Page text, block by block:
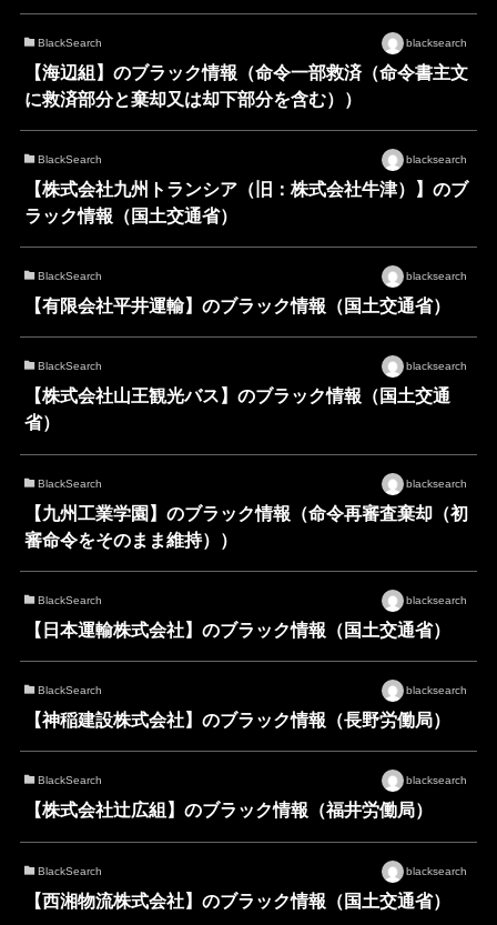
BlackSearch blacksearch
【海辺組】のブラック情報（命令一部救済（命令書主文
に救済部分と棄却又は却下部分を含む））
BlackSearch blacksearch
【株式会社九州トランシア（旧：株式会社牛津）】のブ
ラック情報（国土交通省）
BlackSearch blacksearch
【有限会社平井運輸】のブラック情報（国土交通省）
BlackSearch blacksearch
【株式会社山王観光バス】のブラック情報（国土交通
省）
BlackSearch blacksearch
【九州工業学園】のブラック情報（命令再審査棄却（初
審命令をそのまま維持））
BlackSearch blacksearch
【日本運輸株式会社】のブラック情報（国土交通省）
BlackSearch blacksearch
【神稲建設株式会社】のブラック情報（長野労働局）
BlackSearch blacksearch
【株式会社辻広組】のブラック情報（福井労働局）
BlackSearch blacksearch
【西湘物流株式会社】のブラック情報（国土交通省）